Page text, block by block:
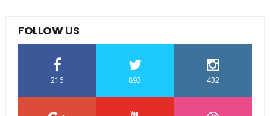
FOLLOW US
216 893 432